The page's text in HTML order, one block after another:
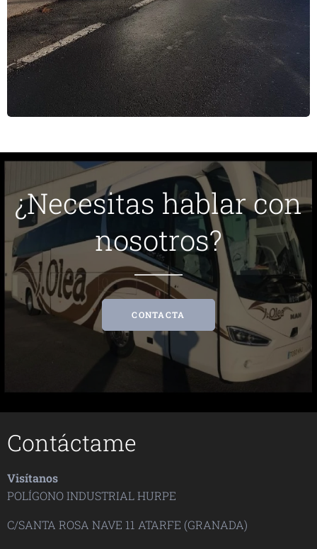
¿Necesitas hablar con
nosotros?
CONTACTA
Contáctame
Visítanos
POLÍGONO INDUSTRIAL HURPE
C/SANTA ROSA NAVE 11 ATARFE (GRANADA)